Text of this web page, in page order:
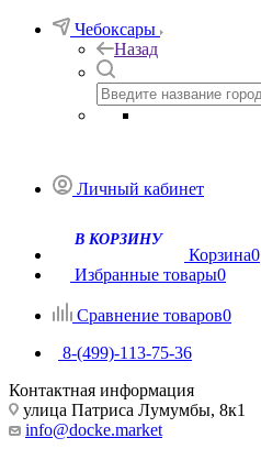
Чебоксары
Назад
Личный кабинет
Корзина0
Избранные товары0
Сравнение товаров0
8-(499)-113-75-36
Контактная информация
улица Патриса Лумумбы, 8к1
info@docke.market